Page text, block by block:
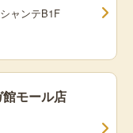
ャンテB1F
モール店